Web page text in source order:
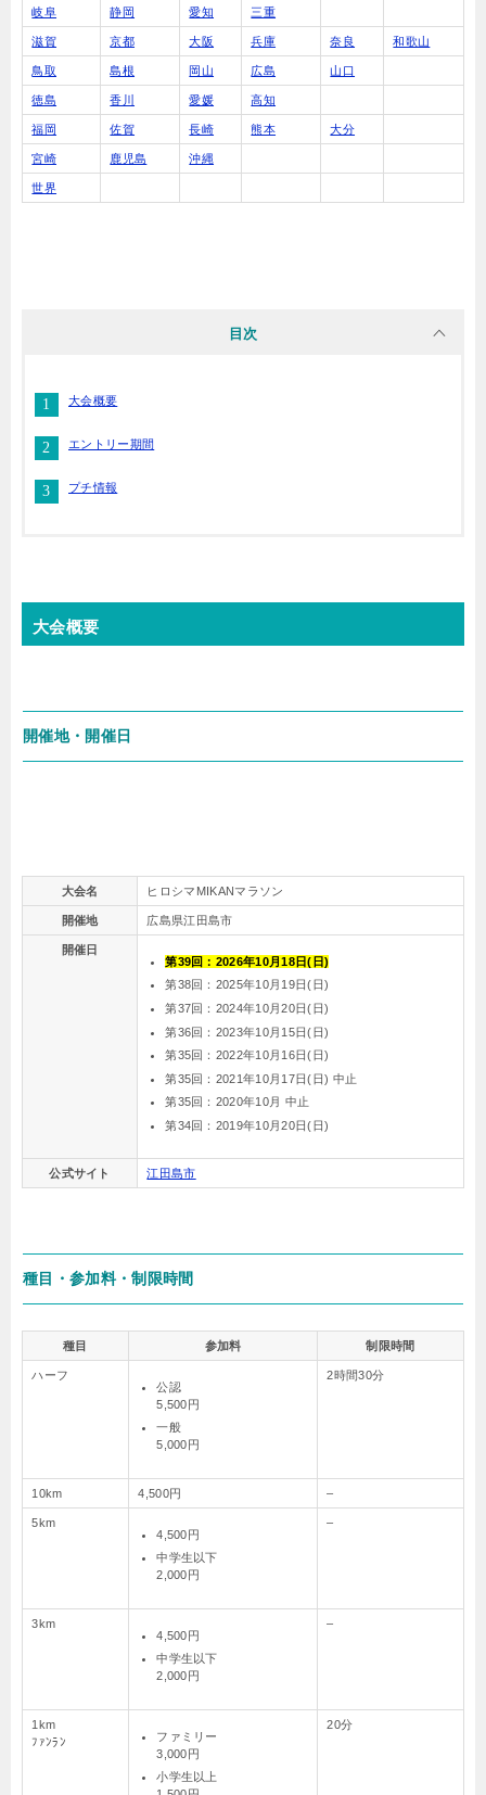
岐阜 静岡 愛知 三重
滋賀 京都 大阪 兵庫 奈良 和歌山
鳥取 島根 岡山 広島 山口
徳島 香川 愛媛 高知
福岡 佐賀 長崎 熊本 大分
宮崎 鹿児島 沖縄
世界
目次
大会概要
エントリー期間
プチ情報
大会概要
開催地・開催日
大会名 ヒロシマMIKANマラソン
開催地 広島県江田島市
開催日
第39回：2026年10月18日(日)
第38回：2025年10月19日(日)
第37回：2024年10月20日(日)
第36回：2023年10月15日(日)
第35回：2022年10月16日(日)
第35回：2021年10月17日(日) 中止
第35回：2020年10月 中止
第34回：2019年10月20日(日)
公式サイト 江田島市
種目・参加料・制限時間
種目 参加料 制限時間
ハーフ
公認
5,500円
一般
5,000円
2時間30分
10km 4,500円 –
5km
4,500円
中学生以下
2,000円
–
3km
4,500円
中学生以下
2,000円
–
1km
ﾌｧﾝﾗﾝ
ファミリー
3,000円
小学生以上
20分